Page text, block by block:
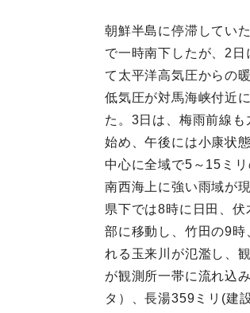
朝鮮半島に停滞してい
で一時南下したが、2
て太平洋高気圧からの
低気圧が対馬海峡付近
た。3日は、梅雨前線
始め、午後には小康状
中心に全域で5～15ミ
南西海上に強い雨域が
県下では8時に日田、
部に移動し、竹田の9
れる玉来川が氾濫し、
が観測所一帯に流れ込
タ）、長湯359ミリ(建